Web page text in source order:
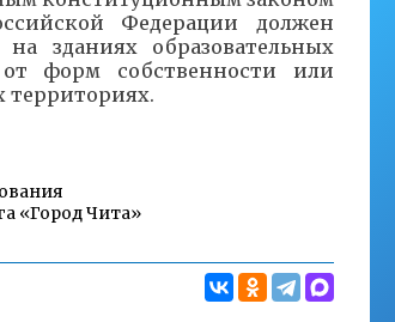
Федерации должен
зданиях образовательных
форм собственности или
территориях.
«Город Чита»